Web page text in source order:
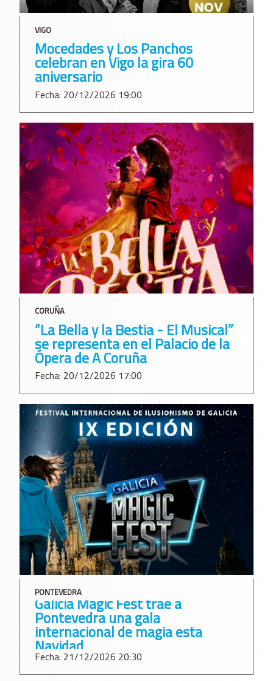
VIGO
Mocedades y Los Panchos
celebran en Vigo la gira 60
aniversario
Fecha: 20/12/2026 19:00
CORUÑA
“La Bella y la Bestia - El Musical”
se representa en el Palacio de la
Ópera de A Coruña
Fecha: 20/12/2026 17:00
PONTEVEDRA
Galicia Magic Fest trae a
Pontevedra una gala
internacional de magia esta
Navidad
Fecha: 21/12/2026 20:30